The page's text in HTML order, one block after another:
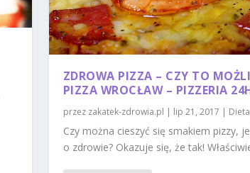
ZDROWA PIZZA – CZY TO
PIZZA WROCŁAW – PIZZERIA
przez zakatek-zdrowia.pl | lip 21, 2017 | Dieta
Czy można cieszyć się smakiem pizzy,
o zdrowie? Okazuje się, że tak!